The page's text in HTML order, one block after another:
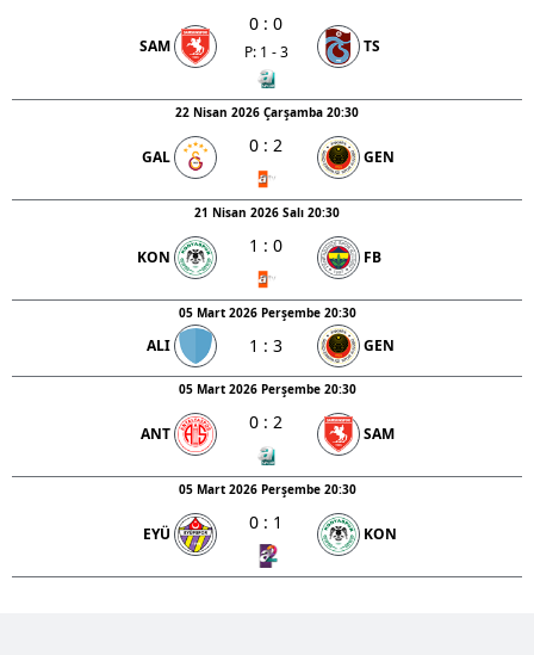
SAM
0: 0
P: 1 - 3 TS
22 Nisan 2026 Çarşamba 20:30
GAL
0: 2
GEN
21 Nisan 2026 Salı 20:30
KON
1 : 0
FB
05 Mart 2026 Perşembe 20:30
ALI 1 : 3 GEN
05 Mart 2026 Perşembe 20:30
ANT
0: 2
SAM
05 Mart 2026 Perşembe 20:30
EYÜ
0: 1
KON